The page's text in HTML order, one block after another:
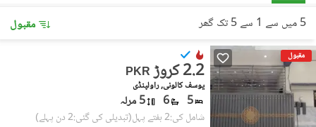
5 میں سے 1 سے 5 تک گھر مقبول
مقبول
PKR 2.2 کروڑ
یوسف کالونی, راولپنڈی
5
6 5 مرلہ
شامل کی:2 ہفتے پہل (تبدیلی کی گئی:2 دن پہلے)